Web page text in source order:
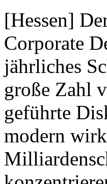
[Hessen]
Corporate
jährliches
große Zahl
geführte
modern